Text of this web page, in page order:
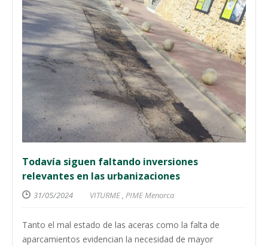
Todavía siguen faltando inversiones
relevantes en las urbanizaciones
31/05/2024 VITURME, PIME Menorca
Tanto el mal estado de las aceras como la falta de
aparcamientos evidencian la necesidad de mayor